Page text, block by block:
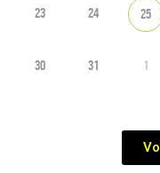
23 24 25
30 31 1